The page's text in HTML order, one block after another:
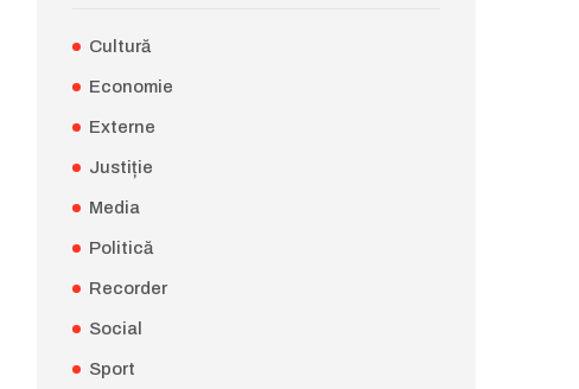
Cultură
Economie
Externe
Justiție
Media
Politică
Recorder
Social
Sport